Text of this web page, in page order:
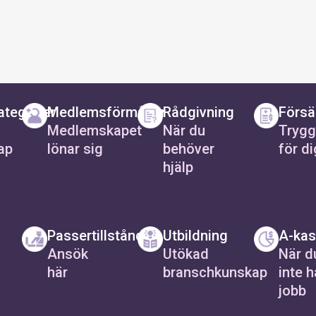
Medlemsförmåner
Medlemskapet
lönar sig
Rådgivning
När du
behöver
hjälp
för
Passertillstånd
Ansök
här
Utbildning
Utökad
branschkunskap
A-
När
inte
jobb